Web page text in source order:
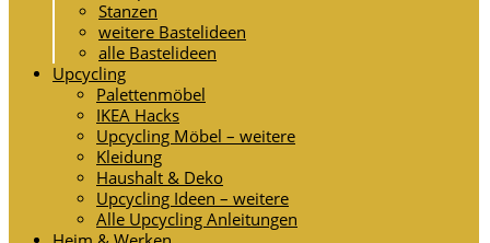
Stanzen
weitere Bastelideen
alle Bastelideen
Upcycling
Palettenmöbel
IKEA Hacks
Upcycling Möbel – weitere
Kleidung
Haushalt & Deko
Upcycling Ideen – weitere
Alle Upcycling Anleitungen